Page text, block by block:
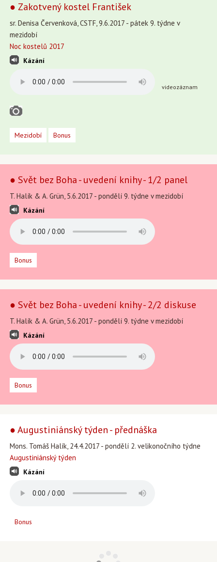
● Zakotvený kostel František
sr. Denisa Červenková, CSTF, 9.6.2017 - pátek 9. týdne v
mezidobí
Noc kostelů 2017
Kázání
videozáznam
Mezidobí Bonus
● Svět bez Boha - uvedení knihy - 1/2 panel
T. Halík & A. Grün, 5.6.2017 - pondělí 9. týdne v mezidobí
Kázání
Bonus
● Svět bez Boha - uvedení knihy - 2/2 diskuse
T. Halík & A. Grün, 5.6.2017 - pondělí 9. týdne v mezidobí
Kázání
Bonus
● Augustiniánský týden - přednáška
Mons. Tomáš Halík, 24.4.2017 - pondělí 2. velikonočního týdne
Augustiniánský týden
Kázání
Bonus